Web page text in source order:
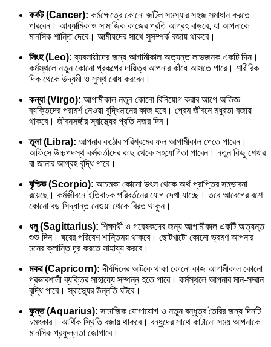
কর্কট (Cancer): কর্মক্ষেত্রে কোনো জটিল সমস্যার সহজ সমাধান করতে
পারবেন। আধ্যাত্মিক ও সামাজিক কাজের প্রতি আগ্রহ বাড়বে, যা আপনাকে
মানসিক শান্তি দেবে। আত্মীয়দের সাথে সুসম্পর্ক বজায় থাকবে।
সিংহ (Leo): ব্যবসায়ীদের জন্য আগামীকাল অত্যন্ত লাভজনক একটি দিন।
কর্মস্থলে নতুন কোনো প্রকল্পের দায়িত্ব আপনার কাঁধে আসতে পারে। শারীরিক
দিক থেকে উদ্যমী ও সুস্থ বোধ করবেন।
কন্যা (Virgo): আগামীকাল নতুন কোনো বিনিয়োগ করার আগে অভিজ্ঞ
ব্যক্তিদের পরামর্শ নেওয়া বুদ্ধিমানের কাজ হবে। প্রেম জীবনে মধুরতা বজায়
থাকবে। জীবনসঙ্গীর স্বাস্থ্যের প্রতি নজর দিন।
তুলা (Libra): আপনার কঠোর পরিশ্রমের ফল আগামীকাল পেতে পারেন।
অফিসে উচ্চপদস্থ কর্মকর্তাদের কাছ থেকে সহযোগিতা পাবেন। নতুন কিছু শেখার
বা জানার আগ্রহ বৃদ্ধি পাবে।
বৃশ্চিক (Scorpio): আচমকা কোনো উৎস থেকে অর্থ প্রাপ্তির সম্ভাবনা
রয়েছে। কর্মজীবনে ইতিবাচক পরিবর্তনের যোগ দেখা যাচ্ছে। তবে আবেগের বশে
কোনো বড় সিদ্ধান্ত নেওয়া থেকে বিরত থাকুন।
ধনু (Sagittarius): শিক্ষার্থী ও গবেষকদের জন্য আগামীকাল একটি অত্যন্ত
শুভ দিন। ঘরের পরিবেশ শান্তিময় থাকবে। ছোটখাটো কোনো ভ্রমণ আপনার
মনের ক্লান্তি দূর করতে সাহায্য করবে।
মকর (Capricorn): দীর্ঘদিনের আটকে থাকা কোনো কাজ আগামীকাল কোনো
প্রভাবশালী ব্যক্তির সাহায্যে সম্পন্ন হতে পারে। কর্মস্থলে আপনার মান-সম্মান
বৃদ্ধি পাবে। স্বাস্থ্যের উন্নতি ঘটবে।
কুম্ভ (Aquarius): সামাজিক যোগাযোগ ও নতুন বন্ধুত্ব তৈরির জন্য দিনটি
চমৎকার। আর্থিক স্থিতি বজায় থাকবে। বন্ধুদের সাথে কাটানো সময় আপনাকে
মানসিক প্রফুল্লতা জোগাবে।